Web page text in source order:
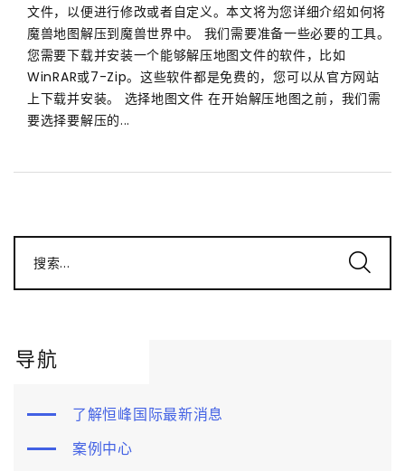
文件，以便进行修改或者自定义。本文将为您详细介绍如何将
魔兽地图解压到魔兽世界中。 我们需要准备一些必要的工具。
您需要下载并安装一个能够解压地图文件的软件，比如
WinRAR或7-Zip。这些软件都是免费的，您可以从官方网站
上下载并安装。 选择地图文件 在开始解压地图之前，我们需
要选择要解压的...
搜索...
导航
了解恒峰国际最新消息
案例中心